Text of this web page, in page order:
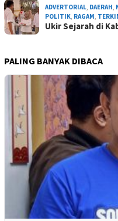
ADVERTORIAL DAERAH
POLITIK RAGAM
Ukir Sejarah di
PALING BANYAK DIBACA